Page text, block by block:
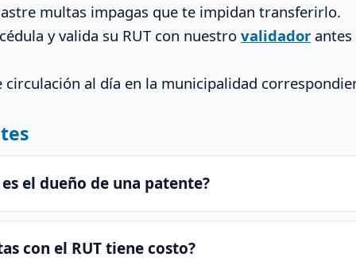
multas impagas que te impidan transferirlo.
y valida su RUT con nuestro validador
circulación al día en la municipalidad
el dueño de una patente?
con el RUT tiene costo?